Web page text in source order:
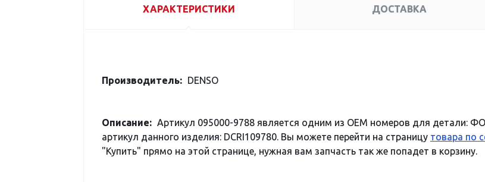
ХАРАКТЕРИСТИКИ ДОСТАВКА
Производитель: DENSO
Описание: Артикул 095000-9788 является одним из OEM номеров для детали:
артикул данного изделия: DCRI109780. Вы можете перейти на страницу товара по
"Купить" прямо на этой странице, нужная вам запчасть так же попадет в корзину.